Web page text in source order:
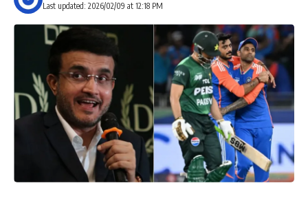
Last updated: 2026/02/09 at 12:18 PM